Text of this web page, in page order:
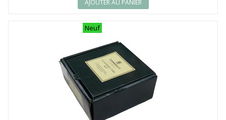
AJOUTER AU PANIER
Neuf